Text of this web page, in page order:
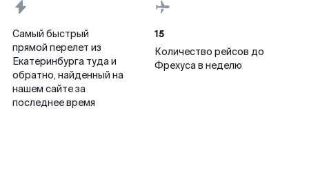
Самый быстрый
прямой перелет из
Екатеринбурга туда и
обратно, найденный на
нашем сайте за
последнее время
15
Количество рейсов до
Фрехуса в неделю